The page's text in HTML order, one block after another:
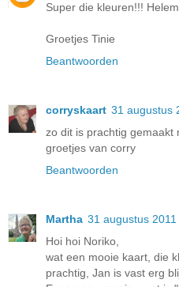
Super die kleuren!!!
Groetjes Tinie
Beantwoorden
corryskaart 31 augustus
zo dit is prachtig gemaakt
groetjes van corry
Beantwoorden
Martha 31 augustus
Hoi hoi Noriko,
wat een mooie kaart, die
prachtig, Jan is vast erg